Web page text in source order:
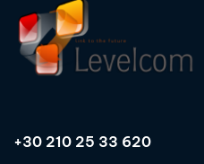
+30 210 25 33 620